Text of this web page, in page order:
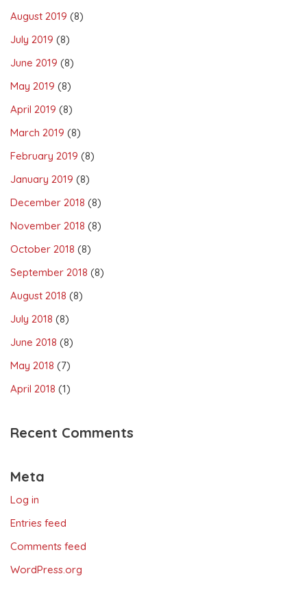
August 2019 (8)
July 2019 (8)
June 2019 (8)
May 2019 (8)
April 2019 (8)
March 2019 (8)
February 2019 (8)
January 2019 (8)
December 2018 (8)
November 2018 (8)
October 2018 (8)
September 2018 (8)
August 2018 (8)
July 2018 (8)
June 2018 (8)
May 2018 (7)
April 2018 (1)
Recent Comments
Meta
Log in
Entries feed
Comments feed
WordPress.org